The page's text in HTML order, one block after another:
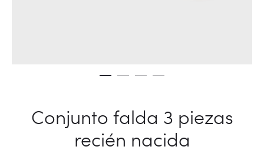
Conjunto falda 3 piezas
recién nacida